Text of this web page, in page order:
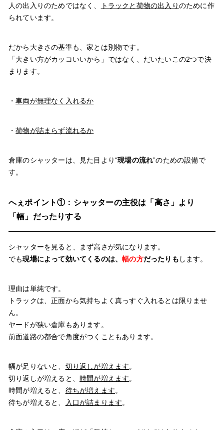
人の出入りのためではなく、
トラックと荷物の出入りのために作
られています。
だから大きさの基準も、家とは別物です。
「大きい方がカッコいいから」ではなく、だいたいこの2つで決
まります。
・車両が無理なく入れるか
・荷物が詰まらず流れるか
倉庫のシャッターは、見た目より“現場の流れ”のための設備で
す。
へぇポイント①：シャッターの主役は「高さ」より
「幅」だったりする
シャッターを見ると、まず高さが気になります。
でも現場によって効いてくるのは、幅の方だったりも します。
理由は単純です。
トラックは、正面から気持ちよく真っすぐ入れるとは限りませ
ん。
ヤードが狭い倉庫もあります。
前面道路の都合で角度がつくこともあります。
幅が足りないと、 切り返しが増えます。
切り返しが増えると、 時間が増えます。
時間が増えると、 待ちが増えます。
待ちが増えると、
入口が詰まります。